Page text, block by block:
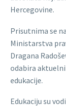
Hercegovine.
Prisutnima se
Ministarstva
Dragana
odabira
edukacije.
Edukaciju su